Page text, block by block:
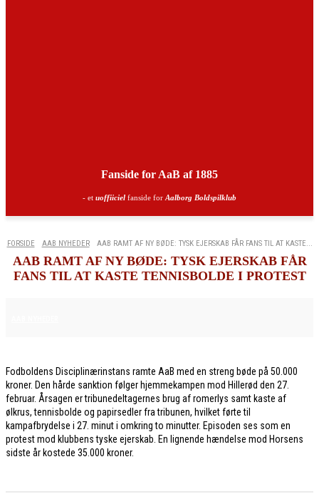
Fanside for AaB af 1885
- et uoffiiciel fanside for Aalborg Boldspilklub
FORSIDE AAB NYHEDER AAB RAMT AF NY BØDE: TYSK EJERSKAB FÅR FANS TIL AT KASTE...
AAB RAMT AF NY BØDE: TYSK EJERSKAB FÅR
FANS TIL AT KASTE TENNISBOLDE I PROTEST
Fodboldens Disciplinærinstans ramte AaB med en streng bøde på 50.000
kroner. Den hårde sanktion følger hjemmekampen mod Hillerød den 27.
februar. Årsagen er tribunedeltagernes brug af romerlys samt kaste af
ølkrus, tennisbolde og papirsedler fra tribunen, hvilket førte til
kampafbrydelse i 27. minut i omkring to minutter. Episoden ses som en
protest mod klubbens tyske ejerskab. En lignende hændelse mod Horsens
sidste år kostede 35.000 kroner.